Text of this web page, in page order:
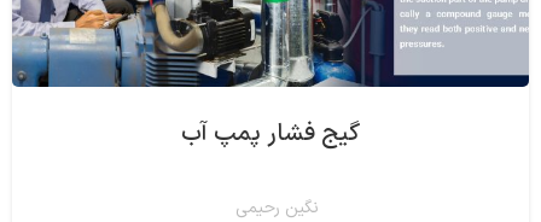
گیج فشار پمپ آب
نگین رحیمی